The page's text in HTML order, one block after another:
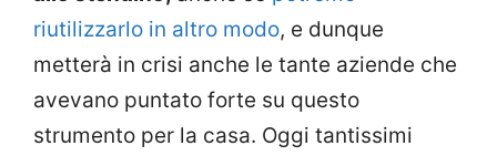
riutilizzarlo in altro modo, e dunque
metterà in crisi anche le tante aziende che
avevano puntato forte su questo
strumento per la casa. Oggi tantissimi